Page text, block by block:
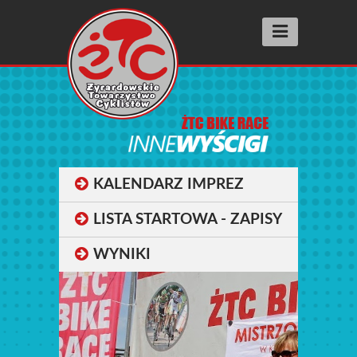
Aktualności
Wyścigi racing
SUPER PRESTIGE
FIT RACE
SZOSOMANNIA
Wyniki
Archiwum 2025
KALENDARZ IMPREZ
LISTA STARTOWA - ZAPISY
WYNIKI